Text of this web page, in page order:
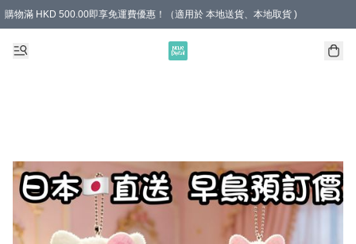
購物滿 HKD 500.00即享免運費優惠！（適用於 本地送貨、本地取貨 )